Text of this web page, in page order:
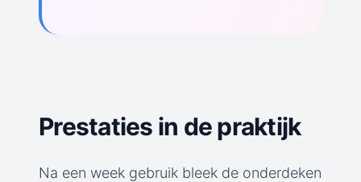
Prestaties in de praktijk
Na een week gebruik bleek de onderdeken